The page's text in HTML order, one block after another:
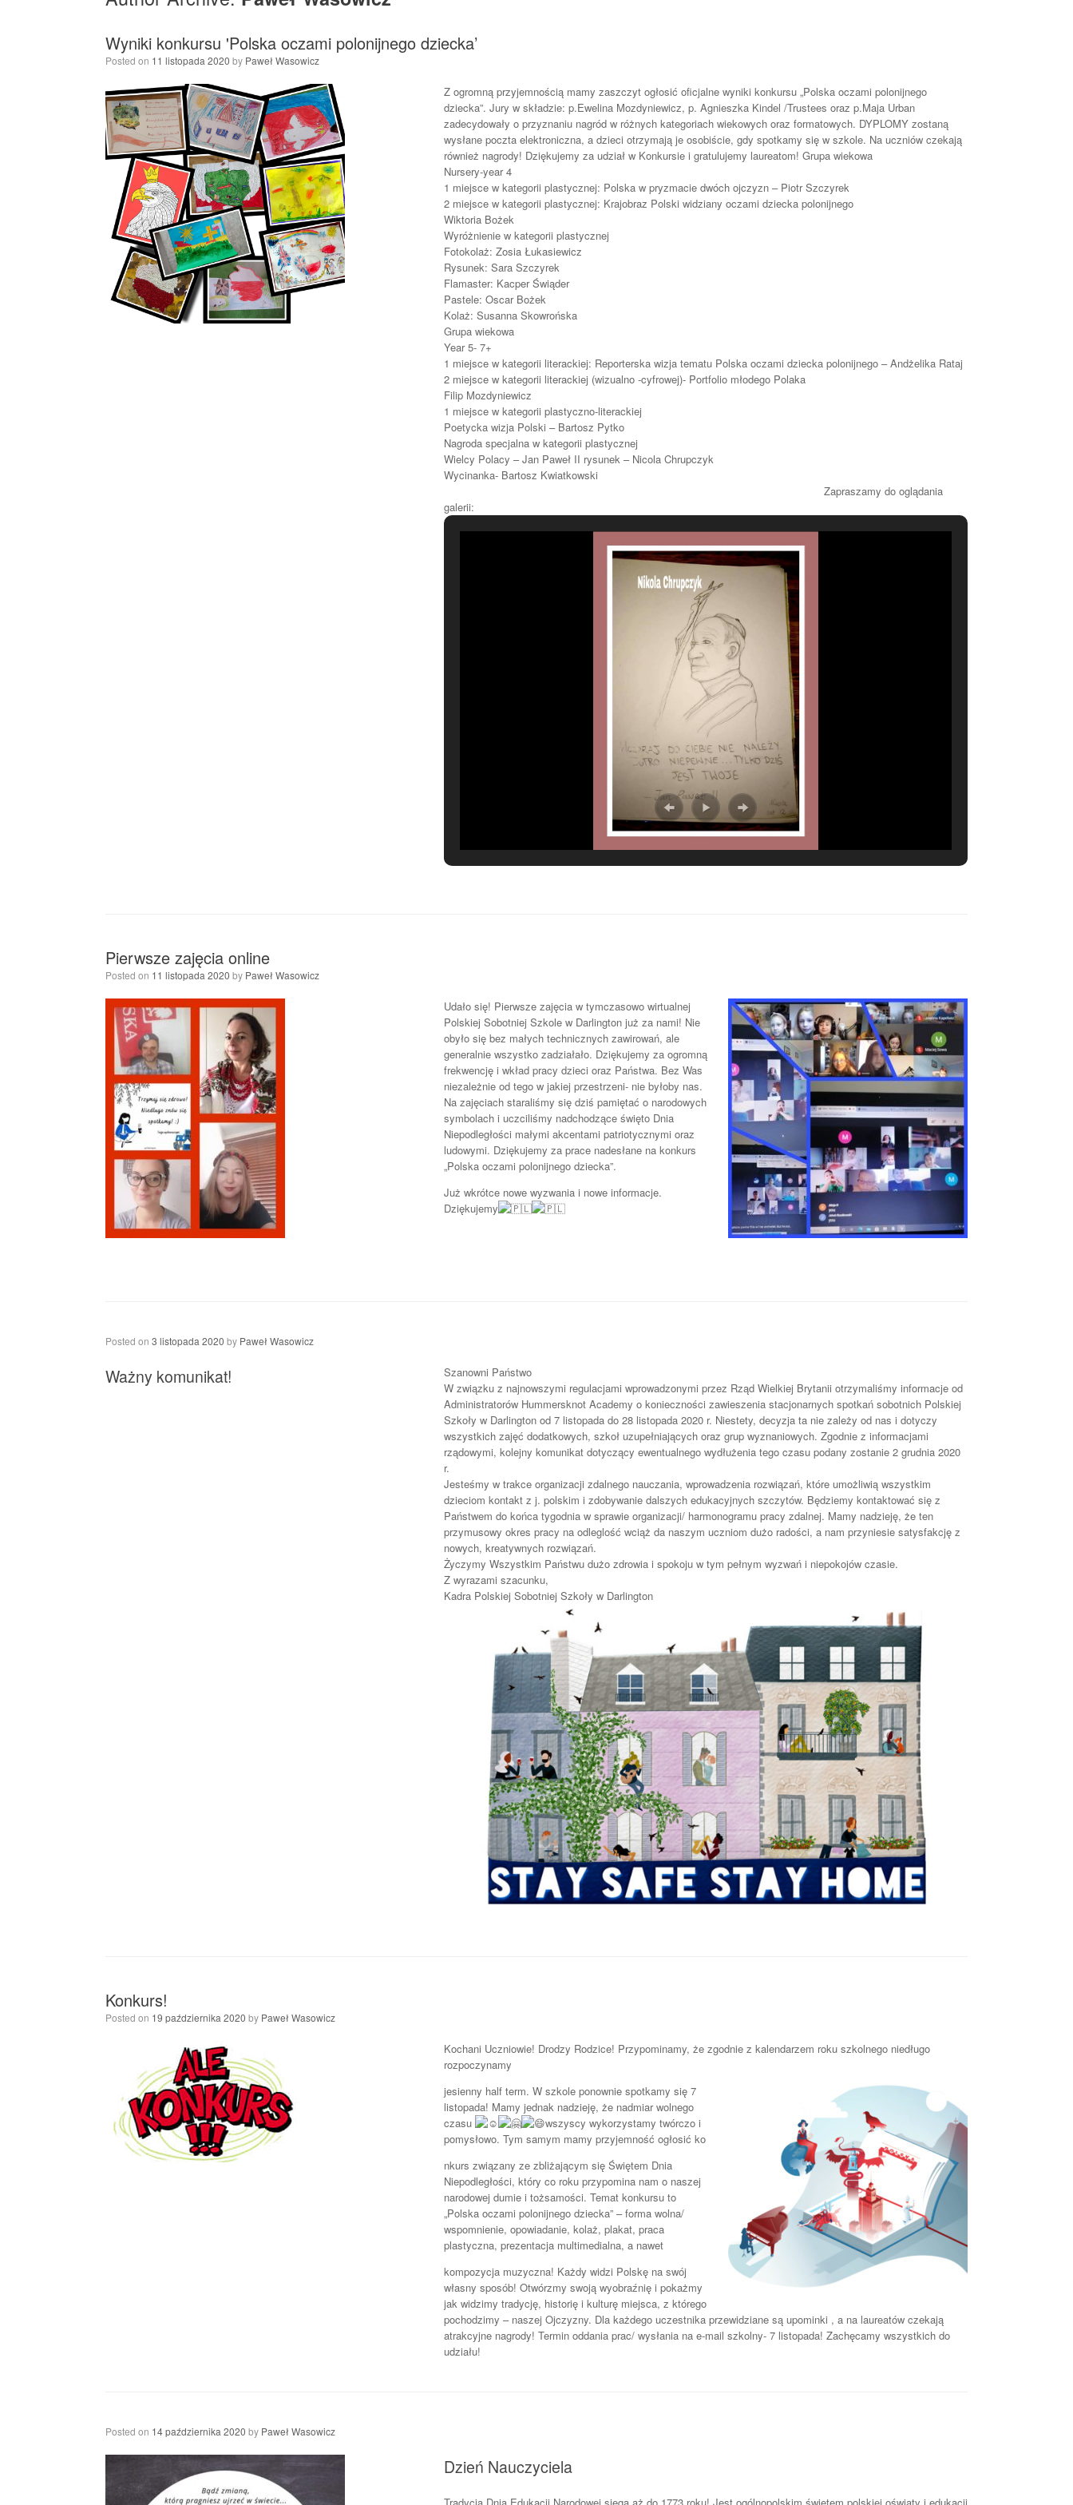
Wyniki konkursu 'Polska oczami polonijnego dziecka’
Posted on 11 listopada 2020 by Paweł Wasowicz
Z ogromną przyjemnością mamy zaszczyt ogłosić oficjalne wyniki konkursu „Polska oczami polonijnego
dziecka”. Jury w składzie: p.Ewelina Mozdyniewicz, p. Agnieszka Kindel /Trustees oraz p.Maja Urban
zadecydowały o przyznaniu nagród w różnych kategoriach wiekowych oraz formatowych. DYPLOMY zostaną
wysłane poczta elektroniczna, a dzieci otrzymają je osobiście, gdy spotkamy się w szkole. Na uczniów czekają
również nagrody! Dziękujemy za udział w Konkursie i gratulujemy laureatom! Grupa wiekowa
Nursery-year 4
1 miejsce w kategorii plastycznej: Polska w pryzmacie dwóch ojczyzn – Piotr Szczyrek
2 miejsce w kategorii plastycznej: Krajobraz Polski widziany oczami dziecka polonijnego
Wiktoria Bożek
Wyróżnienie w kategorii plastycznej
Fotokolaż: Zosia Łukasiewicz
Rysunek: Sara Szczyrek
Flamaster: Kacper Świąder
Pastele: Oscar Bożek
Kolaż: Susanna Skowrońska
Grupa wiekowa
Year 5- 7+
1 miejsce w kategorii literackiej: Reporterska wizja tematu Polska oczami dziecka polonijnego – Andżelika Rataj
2 miejsce w kategorii literackiej (wizualno -cyfrowej)- Portfolio młodego Polaka
Filip Mozdyniewicz
1 miejsce w kategorii plastyczno-literackiej
Poetycka wizja Polski – Bartosz Pytko
Nagroda specjalna w kategorii plastycznej
Wielcy Polacy – Jan Paweł II rysunek – Nicola Chrupczyk
Wycinanka- Bartosz Kwiatkowski
Zapraszamy do oglądania
galerii:
Pierwsze zajęcia online
Posted on 11 listopada 2020 by Paweł Wasowicz
Udało się! Pierwsze zajęcia w tymczasowo wirtualnej
Polskiej Sobotniej Szkole w Darlington już za nami! Nie
obyło się bez małych technicznych zawirowań, ale
generalnie wszystko zadziałało. Dziękujemy za ogromną
frekwencję i wkład pracy dzieci oraz Państwa. Bez Was
niezależnie od tego w jakiej przestrzeni- nie byłoby nas.
Na zajęciach staraliśmy się dziś pamiętać o narodowych
symbolach i uczciliśmy nadchodzące święto Dnia
Niepodległości małymi akcentami patriotycznymi oraz
ludowymi. Dziękujemy za prace nadesłane na konkurs
„Polska oczami polonijnego dziecka”.
Już wkrótce nowe wyzwania i nowe informacje.
Dziękujemy
Posted on 3 listopada 2020 by Paweł Wasowicz
Ważny komunikat!
Szanowni Państwo
W związku z najnowszymi regulacjami wprowadzonymi przez Rząd Wielkiej Brytanii otrzymaliśmy informacje od
Administratorów Hummersknot Academy o konieczności zawieszenia stacjonarnych spotkań sobotnich Polskiej
Szkoły w Darlington od 7 listopada do 28 listopada 2020 r. Niestety, decyzja ta nie zależy od nas i dotyczy
wszystkich zajęć dodatkowych, szkoł uzupełniających oraz grup wyznaniowych. Zgodnie z informacjami
rządowymi, kolejny komunikat dotyczący ewentualnego wydłużenia tego czasu podany zostanie 2 grudnia 2020
r.
Jesteśmy w trakce organizacji zdalnego nauczania, wprowadzenia rozwiązań, które umożliwią wszystkim
dzieciom kontakt z j. polskim i zdobywanie dalszych edukacyjnych szczytów. Będziemy kontaktować się z
Państwem do końca tygodnia w sprawie organizacji/ harmonogramu pracy zdalnej. Mamy nadzieję, że ten
przymusowy okres pracy na odleglość wciąż da naszym uczniom dużo radości, a nam przyniesie satysfakcję z
nowych, kreatywnych rozwiązań.
Życzymy Wszystkim Państwu dużo zdrowia i spokoju w tym pełnym wyzwań i niepokojów czasie.
Z wyrazami szacunku,
Kadra Polskiej Sobotniej Szkoły w Darlington
Konkurs!
Posted on 19 października 2020 by Paweł Wasowicz
Kochani Uczniowie! Drodzy Rodzice! Przypominamy, że zgodnie z kalendarzem roku szkolnego niedługo
rozpoczynamy
jesienny half term. W szkole ponownie spotkamy się 7
listopada! Mamy jednak nadzieję, że nadmiar wolnego
czasu
wszyscy wykorzystamy twórczo i
pomysłowo. Tym samym mamy przyjemność ogłosić ko
nkurs związany ze zbliżającym się Świętem Dnia
Niepodległości, który co roku przypomina nam o naszej
narodowej dumie i tożsamości. Temat konkursu to
„Polska oczami polonijnego dziecka” – forma wolna/
wspomnienie, opowiadanie, kolaż, plakat, praca
plastyczna, prezentacja multimedialna, a nawet
kompozycja muzyczna! Każdy widzi Polskę na swój
własny sposób! Otwórzmy swoją wyobraźnię i pokażmy
jak widzimy tradycję, historię i kulturę miejsca, z którego
pochodzimy – naszej Ojczyzny. Dla każdego uczestnika przewidziane są upominki , a na laureatów czekają
atrakcyjne nagrody! Termin oddania prac/ wysłania na e-mail szkolny- 7 listopada! Zachęcamy wszystkich do
udziału!
Posted on 14 października 2020 by Paweł Wasowicz
Dzień Nauczyciela